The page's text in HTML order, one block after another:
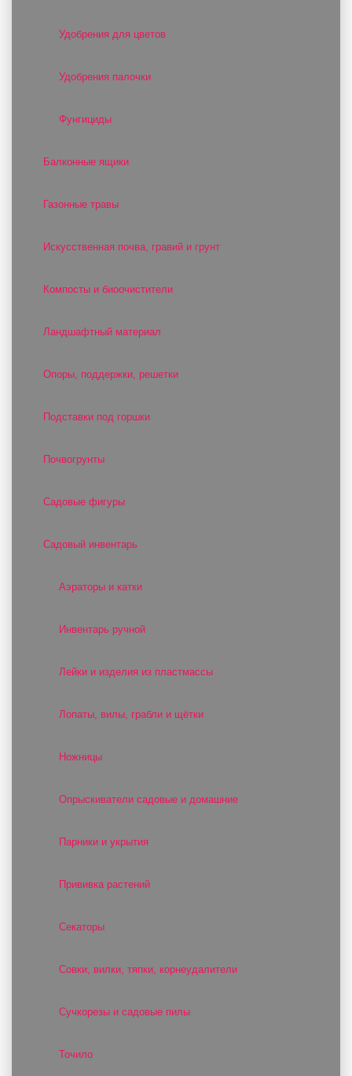
Удобрения для цветов
Удобрения палочки
Фунгициды
Балконные ящики
Газонные травы
Искусственная почва, гравий и грунт
Компосты и биоочистители
Ландшафтный материал
Опоры, поддержки, решетки
Подставки под горшки
Почвогрунты
Садовые фигуры
Садовый инвентарь
Аэраторы и катки
Инвентарь ручной
Лейки и изделия из пластмассы
Лопаты, вилы, грабли и щётки
Ножницы
Опрыскиватели садовые и домашние
Парники и укрытия
Прививка растений
Секаторы
Совки, вилки, тяпки, корнеудалители
Сучкорезы и садовые пилы
Точило